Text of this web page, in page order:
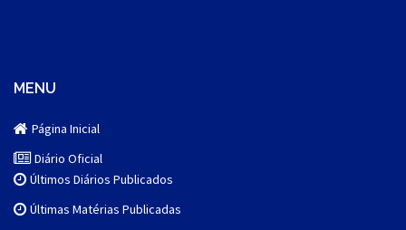
MENU
Página Inicial
Diário Oficial
Últimos Diários Publicados
Últimas Matérias Publicadas